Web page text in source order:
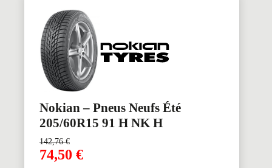
Nokian – Pneus Neufs Été
205/60R15 91 H NK H
142,76€
74,50 €